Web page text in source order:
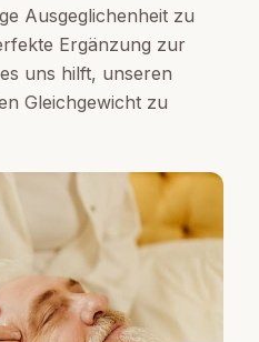
Ausgeglichenheit zu
Ergänzung zur
uns hilft, unseren
Gleichgewicht zu